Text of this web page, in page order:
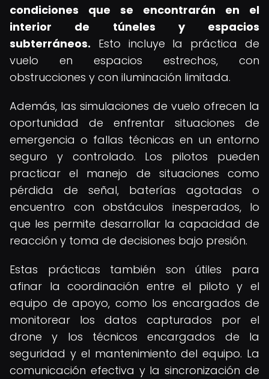
condiciones que se encontrarán en el
interior de túneles y espacios
subterráneos. Esto incluye la práctica de
vuelo en espacios estrechos, con
obstrucciones y con iluminación limitada.
Además, las simulaciones de vuelo ofrecen la
oportunidad de enfrentar situaciones de
emergencia o fallas técnicas en un entorno
seguro y controlado. Los pilotos pueden
practicar el manejo de situaciones como
pérdida de señal, baterías agotadas o
encuentro con obstáculos inesperados, lo
que les permite desarrollar la capacidad de
reacción y toma de decisiones bajo presión.
Estas prácticas también son útiles para
afinar la coordinación entre el piloto y el
equipo de apoyo, como los encargados de
monitorear los datos capturados por el
drone y los técnicos encargados de la
seguridad y el mantenimiento del equipo. La
comunicación efectiva y la sincronización de